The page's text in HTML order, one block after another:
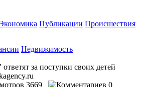
Публикации Происшествия
Недвижимость
3669 0